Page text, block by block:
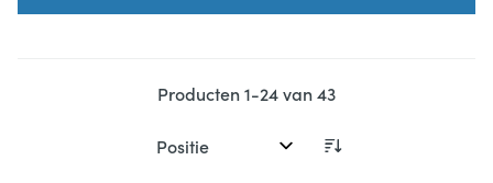
Producten1-24van43
Sorteer op: